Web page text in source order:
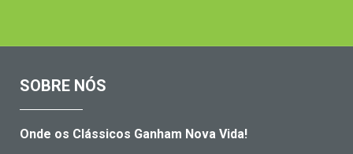
SOBRE NÓS
Onde os Clássicos Ganham Nova Vida!